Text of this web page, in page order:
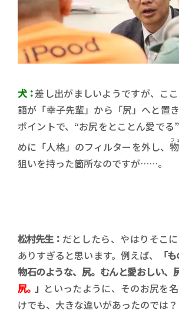
犬：差し出がましいようですが、こ
語が「幸子先輩」から「尻」へと置
ポイントで、“お尻をとことん愛でる
めに「人格」のフィルターを外し、
フ
狙いを持った箇所なのですが……。
松村先生： だとしたら、やはりそこ
ありすぎると思います。例えば、
「
物石のような、尻。むんと愛おしい、
尻。」 といったように、そのお尻を
けでも、大きな違いがあったのでは？